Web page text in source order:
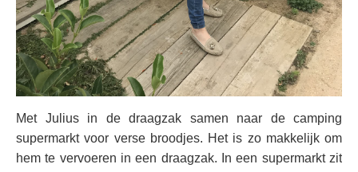
Met Julius in de draagzak samen naar de camping
supermarkt voor verse broodjes. Het is zo makkelijk om
hem te vervoeren in een draagzak. In een supermarkt zit